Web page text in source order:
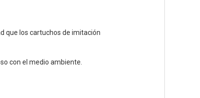
que los cartuchos de imitación
con el medio ambiente.